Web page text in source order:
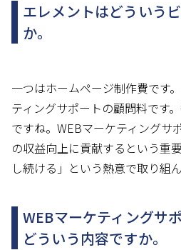
エレメントはどういう
か。
一つはホームページ制作費です
ティングサポートの顧問料です
ですね。WEBマーケティングサ
の収益向上に貢献するという重
し続ける」という熱意で取り組ん
WEBマーケティングサ
どういう内容ですか。